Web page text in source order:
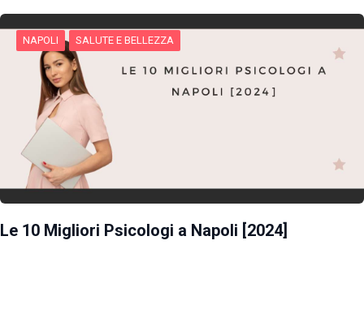
NAPOLI SALUTE E BELLEZZA
Le 10 Migliori Psicologi a Napoli [2024]